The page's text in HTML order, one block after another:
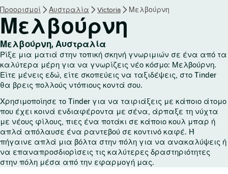
Προορισμοί Αυστραλία Victoria Μελβούρνη
Μελβούρνη
Μελβούρνη, Αυστραλία
Ρίξε μια ματιά στην τοπική σκηνή γνωριμιών σε ένα από τα
καλύτερα μέρη για να γνωρίζεις νέο κόσμο: Μελβούρνη.
Είτε μένεις εδώ, είτε σκοπεύεις να ταξιδέψεις, στο Tinder
θα βρεις πολλούς ντόπιους κοντά σου.
Χρησιμοποίησε το Tinder για να ταιριάξεις με κάποιο άτομο
που έχει κοινά ενδιαφέροντα με σένα, άρπαξε τη νύχτα
με νέους φίλους, πιες ένα ποτάκι σε κάποιο κουλ μπαρ ή
απλά απόλαυσε ένα ραντεβού σε κοντινό καφέ. Ή
πήγαινε απλά μια βόλτα στην πόλη για να ανακαλύψεις ή
να επαναπροσδιορίσεις τις καλύτερες δραστηριότητες
στην πόλη μέσα από την εφαρμογή μας.